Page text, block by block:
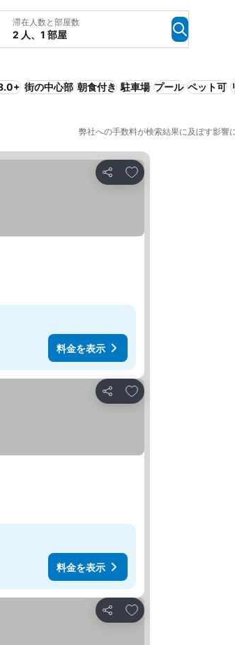
滞在人数と部屋数
2 人、1 部屋
街の中心部 朝食付き 駐車場 プール ペット可
弊社への手数料が検索結果に及ぼす影響
シェア
お気に入りに追加
料金を表示
シェア
お気に入りに追加
料金を表示
シェア
お気に入りに追加